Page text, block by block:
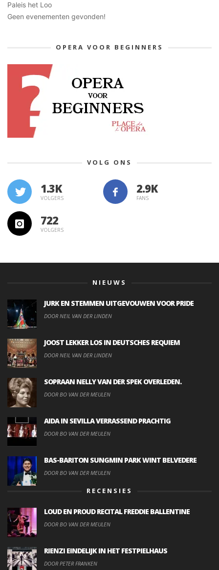
Paleis het Loo
Geen evenementen gevonden!
OPERA VOOR BEGINNERS
VOLG ONS
1.3K
VOLGERS FANS
722
VOLGERS
NIEUWS
JURK EN STEMMEN UITGEVOUWEN VOOR PRIDE
DOOR NEIL VAN DER LINDEN
JOOST LEKKER LOS IN DEUTSCHES REQUIEM
DOOR NEIL VAN DER LINDEN
SOPRAAN NELLY VAN DER SPEK OVERLEDEN.
DOOR BO VAN DER MEULEN
AIDA IN SEVILLA VERRASSEND PRACHTIG
DOOR BO VAN DER MEULEN
BAS-BARITON SUNGMIN PARK WINT BELVEDERE
DOOR BO VAN DER MEULEN
RECENSIES
LOUD EN PROUD RECITAL FREDDIE BALLENTINE
DOOR BO VAN DER MEULEN
RIENZI EINDELIJK IN HET FESTPIELHAUS
DOOR PETER FRANKEN